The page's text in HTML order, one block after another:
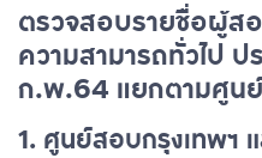
ตรวจสอบรายชื่อผู้ส
ความสามารถทั่วไป
ก.พ.64 แยกตามศูน
1. ศูนย์สอบกรุงเทพฯ